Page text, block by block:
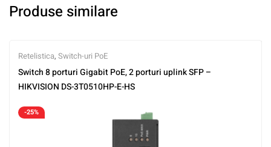
Produse similare
Retelistica, Switch-uri PoE
Switch 8 porturi Gigabit PoE, 2 porturi uplink SFP –
HIKVISION DS-3T0510HP-E-HS
-25%